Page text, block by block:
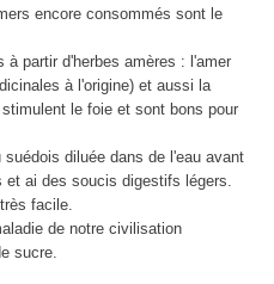
encore consommés sont le
partir d'herbes amères : l'amer
à l'origine) et aussi la
le foie et sont bons pour
diluée dans de l'eau avant
et ai des soucis digestifs légers.
facile.
de notre civilisation
sucre.